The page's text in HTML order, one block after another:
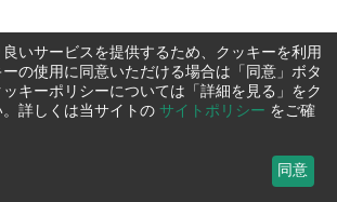
いサービスを提供するため、クッキーを利用
の使用に同意いただける場合は「同意」ボタ
キーポリシーについては「詳細を見る」をク
詳しくは当サイトの サイトポリシー をご確
同意